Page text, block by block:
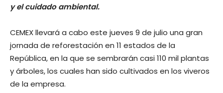
y el cuidado ambiental.
CEMEX llevará a cabo este jueves 9 de julio una gran
jornada de reforestación en 11 estados de la
República, en la que se sembrarán casi 110 mil plantas
y árboles, los cuales han sido cultivados en los viveros
de la empresa.